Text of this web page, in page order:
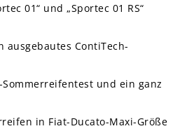
01“ und „Sportec 01 RS“
ausgebautes ContiTech-
und ein ganz
in Fiat-Ducato-Maxi-Größe